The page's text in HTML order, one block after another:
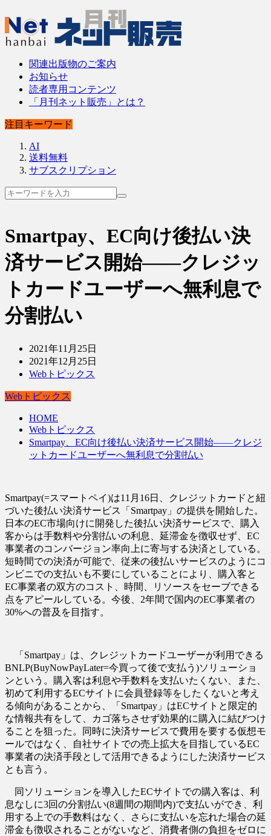
関連出版物のご案内
お知らせ
読者専用コンテンツ
「月刊ネット販売」とは？
注目キーワード
AI
送料無料
サブスクリプション
Smartpay、EC向け後払い決
済サービス開始――クレジッ
トカードユーザーへ無利息で
分割払い
2021年11月25日
2021年12月25日
Webトピックス
Webトピックス
HOME
Webトピックス
Smartpay、EC向け後払い決済サービス開始――クレジ
ットカードユーザーへ無利息で分割払い
Smartpay(=スマートペイ)は11月16日、クレジットカードと紐
づいた後払い決済サービス「Smartpay」の提供を開始した。
日本のEC市場向けに開発した後払い決済サービスで、購入
客からは手数料や分割払いの利息、延滞金を徴収せず、EC
事業者のコンバージョン率向上に寄与する決済としている。
短時間での決済が可能で、従来の後払いサービスのようにコ
ンビニでの支払いも不要にしていることにより、購入客と
EC事業者の双方のコスト、時間、リソースをセーブできる
点をアピールしている。今後、2年間で国内のEC事業者の
30%への普及を目指す。
「Smartpay」は、クレジットカードユーザーが利用できる
BNLP(BuyNowPayLater=今買って後で支払う)ソリューショ
ンという。購入客は利息や手数料を支払いたくない、また、
初めて利用するECサイトに会員登録等をしたくないと考え
る傾向があることから、「Smartpay」はECサイトと限定的
な情報共有をして、カゴ落ちさせず効果的に購入に結びつけ
ることを狙った。同時に決済サービスで費用を要する仮想モ
ールではなく、自社サイトでの売上拡大を目指しているEC
事業者の決済手段として活用できるようにした決済サービス
とも言う。
同ソリューションを導入したECサイトでの購入客は、利
息なしに3回の分割払い(8週間の期間内)で支払いができ、利
用する上での手数料はなく、さらに支払いを忘れた場合の延
滞金も徴収されることがないなど、消費者側の負担をゼロに